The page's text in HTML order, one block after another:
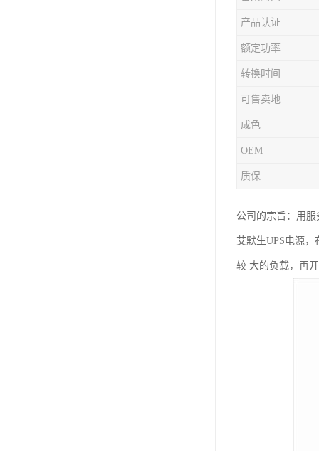
产品认证
额定功率
转换时间
可售卖地
成色
OEM
质保
公司的宗旨：用
艾默生UPS电源
较 大的负载，再